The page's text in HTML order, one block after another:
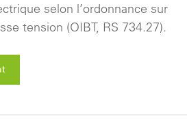
selon l’ordonnance sur
tension (OIBT, RS 734.27).